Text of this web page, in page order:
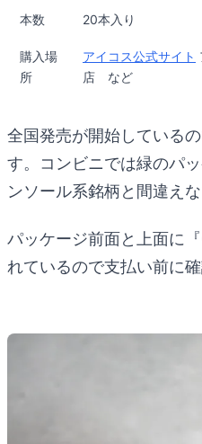
本数 20本入り
購入場
所
アイコス公式サイト
店 など
全国発売が開始している
す。コンビニでは緑のパ
ンソール系銘柄と間違えな
パッケージ前面と上面に
れているので支払い前に確